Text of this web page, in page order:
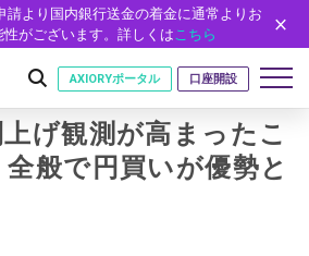
請より国内銀行送金の着金に通常よりお
がございます。詳しくはこちら
AXIORYポータル 口座開設
げ観測が高まったこ
般で円買いが優勢と